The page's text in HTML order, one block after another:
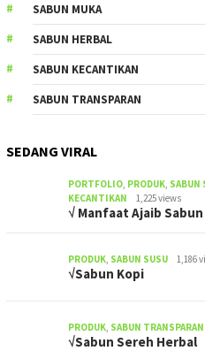
SABUN MUKA
SABUN HERBAL
SABUN KECANTIKAN
SABUN TRANSPARAN
SEDANG VIRAL
PORTFOLIO PRODUK SABUN
KECANTIKAN
1,225 views
√ Manfaat Ajaib
PRODUK SABUN SUSU 1,186
√Sabun Kopi
PRODUK SABUN TRANSPARAN
√Sabun Sereh Herbal